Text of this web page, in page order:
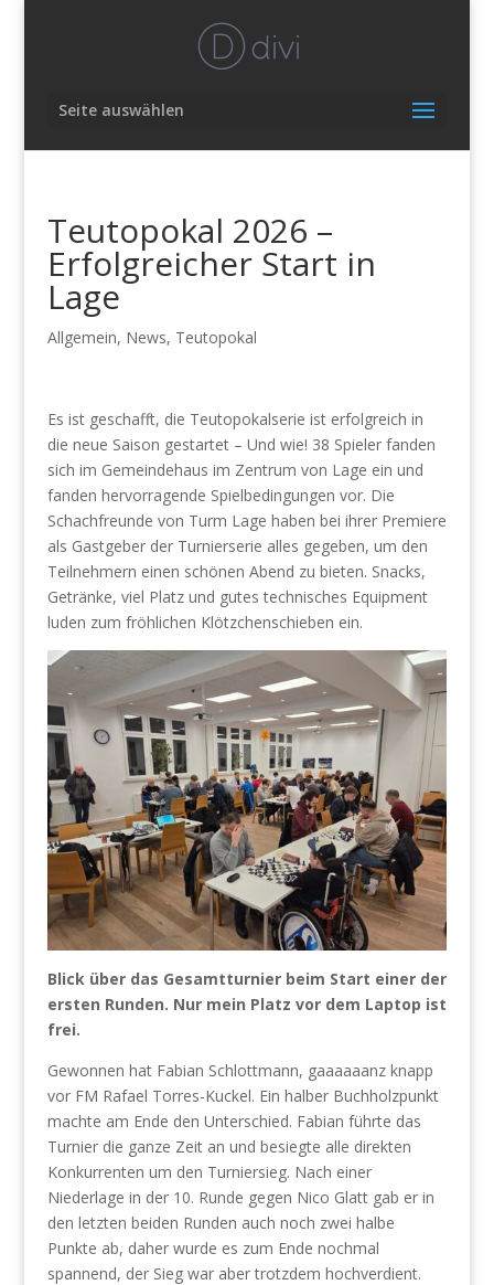
Seite auswählen
Teutopokal 2026 –
Erfolgreicher Start in
Lage
Allgemein, News, Teutopokal
Es ist geschafft, die Teutopokalserie ist erfolgreich in
die neue Saison gestartet – Und wie! 38 Spieler fanden
sich im Gemeindehaus im Zentrum von Lage ein und
fanden hervorragende Spielbedingungen vor. Die
Schachfreunde von Turm Lage haben bei ihrer Premiere
als Gastgeber der Turnierserie alles gegeben, um den
Teilnehmern einen schönen Abend zu bieten. Snacks,
Getränke, viel Platz und gutes technisches Equipment
luden zum fröhlichen Klötzchenschieben ein.
Blick über das Gesamtturnier beim Start einer der
ersten Runden. Nur mein Platz vor dem Laptop ist
frei.
Gewonnen hat Fabian Schlottmann, gaaaaaanz knapp
vor FM Rafael Torres-Kuckel. Ein halber Buchholzpunkt
machte am Ende den Unterschied. Fabian führte das
Turnier die ganze Zeit an und besiegte alle direkten
Konkurrenten um den Turniersieg. Nach einer
Niederlage in der 10. Runde gegen Nico Glatt gab er in
den letzten beiden Runden auch noch zwei halbe
Punkte ab, daher wurde es zum Ende nochmal
spannend, der Sieg war aber trotzdem hochverdient.